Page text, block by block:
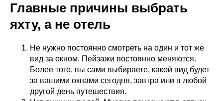
Главные причины выбрать
яхту, а не отель
Не нужно постоянно смотреть на один и тот же
вид за окном. Пейзажи постоянно меняются.
Более того, вы сами выбираете, какой вид будет
за вашими окнами сегодня, завтра или в любой
другой день путешествия.